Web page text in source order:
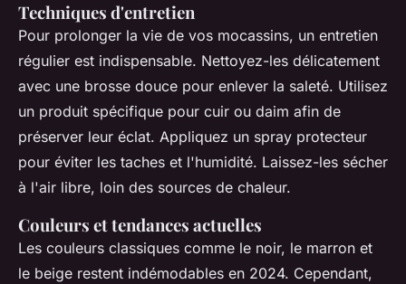
Techniques d'entretien
Pour prolonger la vie de vos mocassins, un entretien
régulier est indispensable. Nettoyez-les délicatement
avec une brosse douce pour enlever la saleté. Utilisez
un produit spécifique pour cuir ou daim afin de
préserver leur éclat. Appliquez un spray protecteur
pour éviter les taches et l'humidité. Laissez-les sécher
à l'air libre, loin des sources de chaleur.
Couleurs et tendances actuelles
Les couleurs classiques comme le noir, le marron et
le beige restent indémodables en 2024. Cependant,